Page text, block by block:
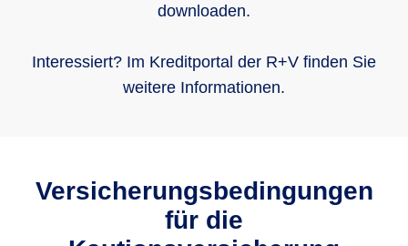
downloaden.
Interessiert? Im Kreditportal der R+V finden Sie
weitere Informationen.
Versicherungsbedingungen
für die